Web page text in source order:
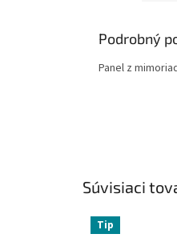
Súvisiaci
Tip
Podrobný
Panel z